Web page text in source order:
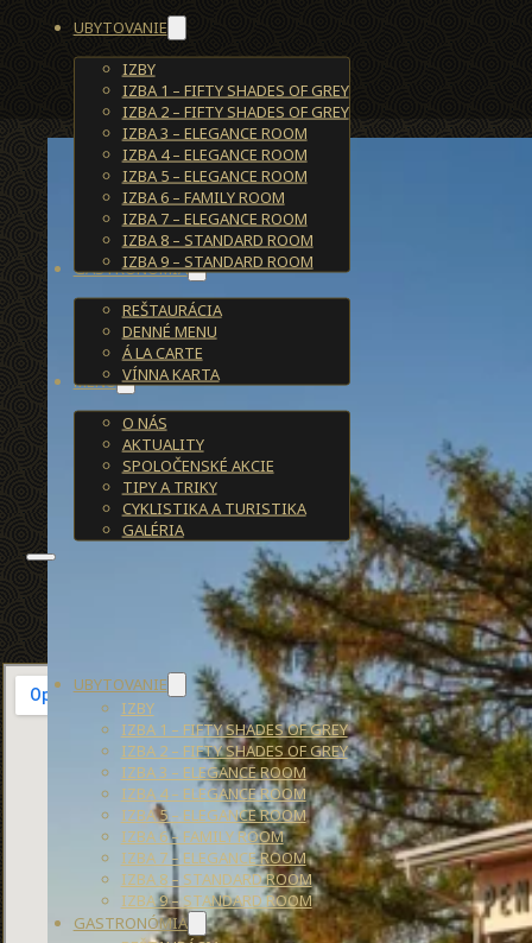
UBYTOVANIE
IZBY
IZBA 1 – FIFTY SHADES OF GREY
IZBA 2 – FIFTY SHADES OF GREY
IZBA 3 – ELEGANCE ROOM
IZBA 4 – ELEGANCE ROOM
IZBA 5 – ELEGANCE ROOM
IZBA 6 – FAMILY ROOM
IZBA 7 – ELEGANCE ROOM
IZBA 8 – STANDARD ROOM
IZBA 9 – STANDARD ROOM
GASTRONÓMIA
REŠTAURÁCIA
DENNÉ MENU
Á LA CARTE
VÍNNA KARTA
MENU
O NÁS
AKTUALITY
SPOLOČENSKÉ AKCIE
TIPY A TRIKY
CYKLISTIKA A TURISTIKA
GALÉRIA
UBYTOVANIE
IZBY
IZBA 1 – FIFTY SHADES OF GREY
IZBA 2 – FIFTY SHADES OF GREY
IZBA 3 – ELEGANCE ROOM
IZBA 4 – ELEGANCE ROOM
IZBA 5 – ELEGANCE ROOM
IZBA 6 – FAMILY ROOM
IZBA 7 – ELEGANCE ROOM
IZBA 8 – STANDARD ROOM
IZBA 9 – STANDARD ROOM
GASTRONÓMIA